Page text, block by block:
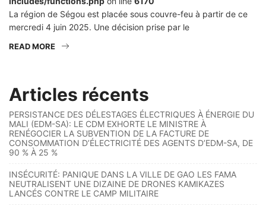
La région de Ségou est placée sous couvre-feu à partir de ce
mercredi 4 juin 2025. Une décision prise par le
READ MORE
Articles récents
PERSISTANCE DES DÉLESTAGES ÉLECTRIQUES À ÉNERGIE DU
MALI (EDM-SA): LE CDM EXHORTE LE MINISTRE À
RENÉGOCIER LA SUBVENTION DE LA FACTURE DE
CONSOMMATION D’ÉLECTRICITÉ DES AGENTS D’EDM-SA, DE
90 % À 25 %
INSÉCURITÉ: PANIQUE DANS LA VILLE DE GAO LES FAMA
NEUTRALISENT UNE DIZAINE DE DRONES KAMIKAZES
LANCÉS CONTRE LE CAMP MILITAIRE